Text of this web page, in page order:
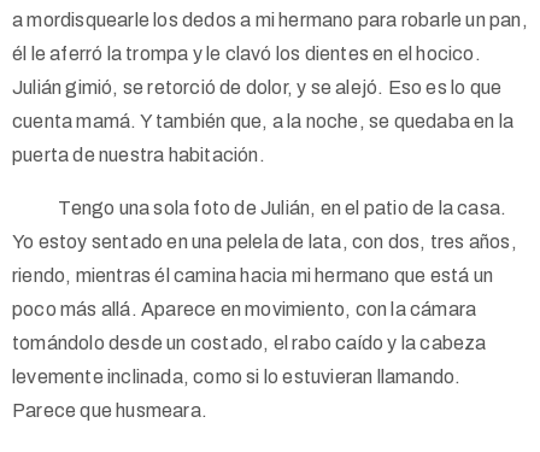
a mordisquearle los dedos a mi hermano para robarle un pan,
él le aferró la trompa y le clavó los dientes en el hocico.
Julián gimió, se retorció de dolor, y se alejó. Eso es lo que
cuenta mamá. Y también que, a la noche, se quedaba en la
puerta de nuestra habitación.
Tengo una sola foto de Julián, en el patio de la casa.
Yo estoy sentado en una pelela de lata, con dos, tres años,
riendo, mientras él camina hacia mi hermano que está un
poco más allá. Aparece en movimiento, con la cámara
tomándolo desde un costado, el rabo caído y la cabeza
levemente inclinada, como si lo estuvieran llamando.
Parece que husmeara.